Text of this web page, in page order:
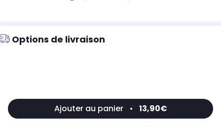
Options de livraison
Ajouter au panier • 13,90€